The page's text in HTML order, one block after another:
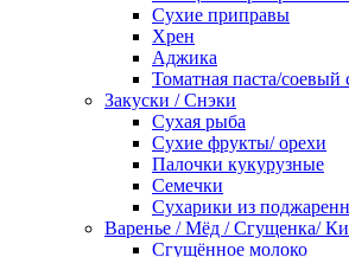
Сухие приправы
Хрен
Аджика
Томатная паста/
Закуски / Снэки
Сухая рыба
Сухие фрукты/ орехи
Палочки кукурузные
Семечки
Сухарики из
Варенье / Мёд / Сгущенка/
Сгущённое молоко